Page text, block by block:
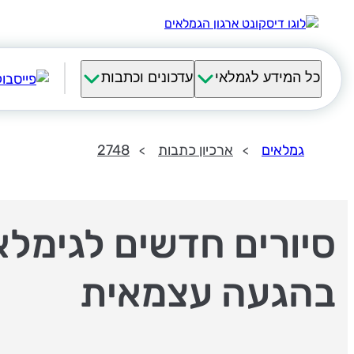
כל המידע לגמלאי עדכונים וכתבות
גמלאים ארכיון כתבות 2748
סיורים חדשים
בהגעה עצמאית